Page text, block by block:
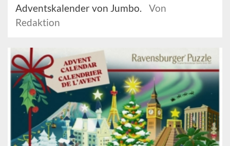
Adventskalender von Jumbo.
Von
Redaktion